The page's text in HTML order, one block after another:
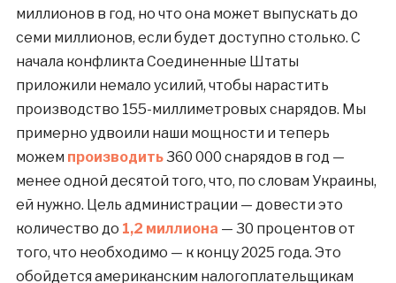
миллионов в год, но что она может выпускать до
семи миллионов, если будет доступно столько. С
начала конфликта Соединенные Штаты
приложили немало усилий, чтобы нарастить
производство 155-миллиметровых снарядов. Мы
примерно удвоили наши мощности и теперь
можем производить360 000 снарядов в год —
менее одной десятой того, что, по словам Украины,
ей нужно. Цель администрации — довести это
количество до 1,2 миллиона — 30 процентов от
того, что необходимо — к концу 2025 года. Это
обойдется американским налогоплательщикам